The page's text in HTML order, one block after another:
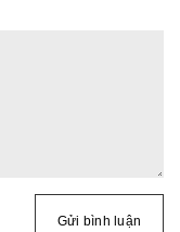
Gửi bình luận